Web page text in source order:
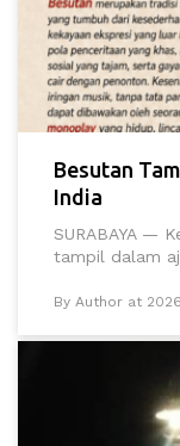
Besutan
India
SURABAYA —
tampil dalam
By Author at